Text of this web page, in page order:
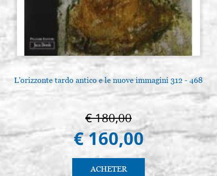
L'orizzonte tardo antico e le nuove immagini 312 - 468
€ 180,00
€ 160,00
ACHETER